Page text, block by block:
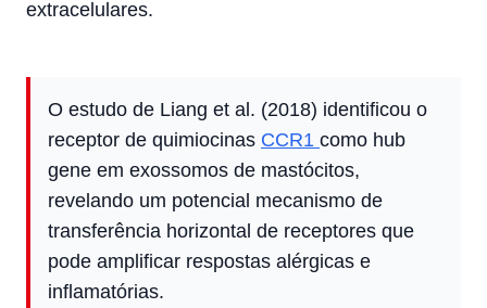
extracelulares.
O estudo de Liang et al. (2018) identificou o
receptor de quimiocinas CCR1 como hub
gene em exossomos de mastócitos,
revelando um potencial mecanismo de
transferência horizontal de receptores que
pode amplificar respostas alérgicas e
inflamatórias.